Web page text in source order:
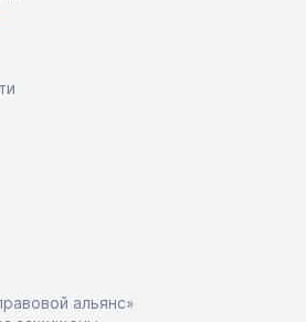
альянс»